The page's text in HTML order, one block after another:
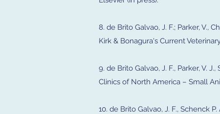
8. de Brito Galvao, J. F.; Parker, V.,
Kirk & Bonagura's Current
9. de Brito Galvao, J. F., Parker, V.
Clinics of North America – Small
10. de Brito Galvao, J. F., Schenck